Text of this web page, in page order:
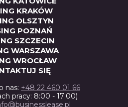
KRAKÓW
OLSZTYN
POZNAŃ
SZCZECIN
WARSZAWA
WROCŁAW
SIĘ
nas: +48 22 460 01 66
pracy: 8:00 - 17:00)